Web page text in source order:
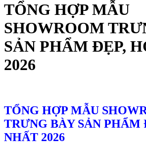
TỔNG HỢP MẪU
SHOWROOM
SẢN PHẨM ĐẸP,
2026
TỔNG HỢP MẪU
TRƯNG BÀY SẢN PHẨM
NHẤT 2026